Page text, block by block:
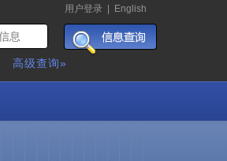
用户登录 English
高级查询»